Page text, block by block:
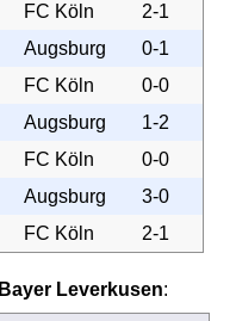
FC Köln
2-1
Augsburg
0-1
FC Köln
0-0
Augsburg
1-2
FC Köln
0-0
Augsburg
3-0
FC Köln 2-1
Bayer Leverkusen: